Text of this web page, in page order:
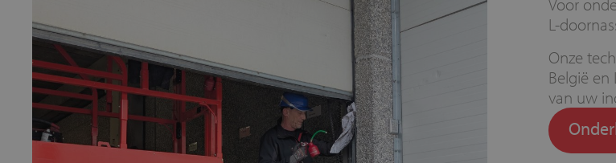
L-
Onze
België
van uw